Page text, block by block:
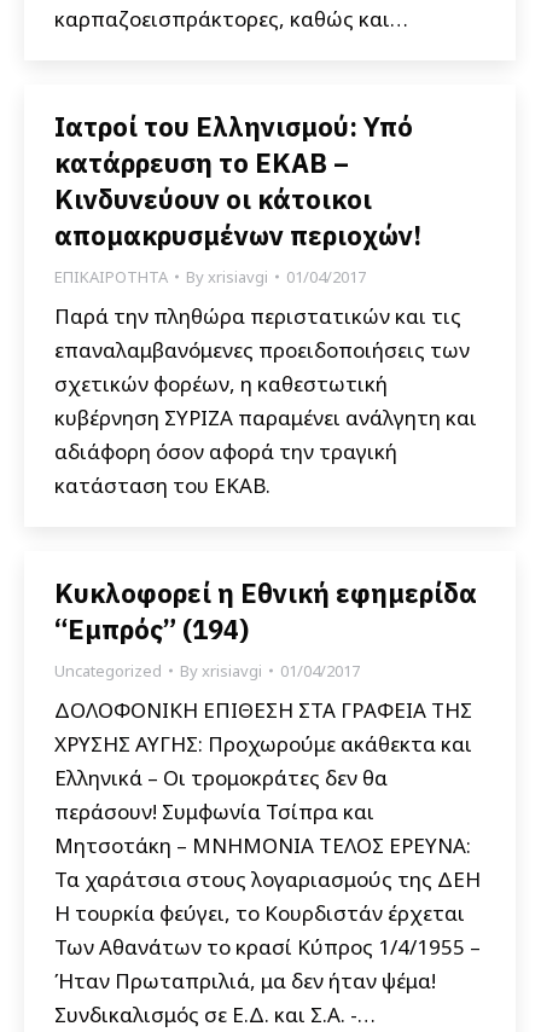
καρπαζοεισπράκτορες, καθώς και…
Ιατροί του Ελληνισμού: Υπό
κατάρρευση το ΕΚΑΒ –
Κινδυνεύουν οι κάτοικοι
απομακρυσμένων περιοχών!
ΕΠΙΚΑΙΡΟΤΗΤΑ Byxrisiavgi 01/04/2017
Παρά την πληθώρα περιστατικών και τις
επαναλαμβανόμενες προειδοποιήσεις των
σχετικών φορέων, η καθεστωτική
κυβέρνηση ΣΥΡΙΖΑ παραμένει ανάλγητη και
αδιάφορη όσον αφορά την τραγική
κατάσταση του ΕΚΑΒ.
Κυκλοφορεί η Εθνική εφημερίδα
“Εμπρός” (194)
Uncategorized Byxrisiavgi 01/04/2017
ΔΟΛΟΦΟΝΙΚΗ ΕΠΙΘΕΣΗ ΣΤΑ ΓΡΑΦΕΙΑ ΤΗΣ
ΧΡΥΣΗΣ ΑΥΓΗΣ: Προχωρούμε ακάθεκτα και
Ελληνικά – Οι τρομοκράτες δεν θα
περάσουν! Συμφωνία Τσίπρα και
Μητσοτάκη – ΜΝΗΜΟΝΙΑ ΤΕΛΟΣ ΕΡΕΥΝΑ:
Τα χαράτσια στους λογαριασμούς της ΔΕΗ
Η τουρκία φεύγει, το Κουρδιστάν έρχεται
Των Αθανάτων το κρασί Κύπρος 1/4/1955 –
Ήταν Πρωταπριλιά, μα δεν ήταν ψέμα!
Συνδικαλισμός σε Ε.Δ. και Σ.Α. -…